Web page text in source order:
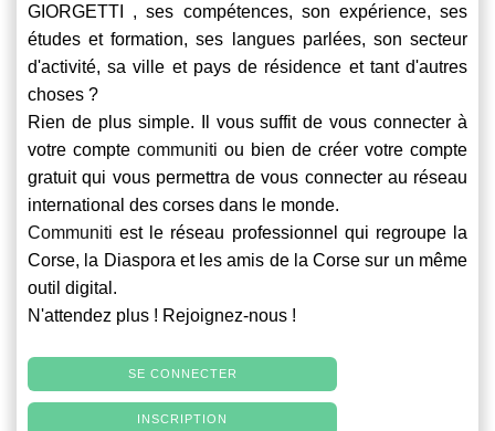
GIORGETTI , ses compétences, son expérience, ses
études et formation, ses langues parlées, son secteur
d'activité, sa ville et pays de résidence et tant d'autres
choses ?
Rien de plus simple. Il vous suffit de vous connecter à
votre compte communiti ou bien de créer votre compte
gratuit qui vous permettra de vous connecter au réseau
international des corses dans le monde.
Communiti est le réseau professionnel qui regroupe la
Corse, la Diaspora et les amis de la Corse sur un même
outil digital.
N'attendez plus ! Rejoignez-nous !
SE CONNECTER
INSCRIPTION